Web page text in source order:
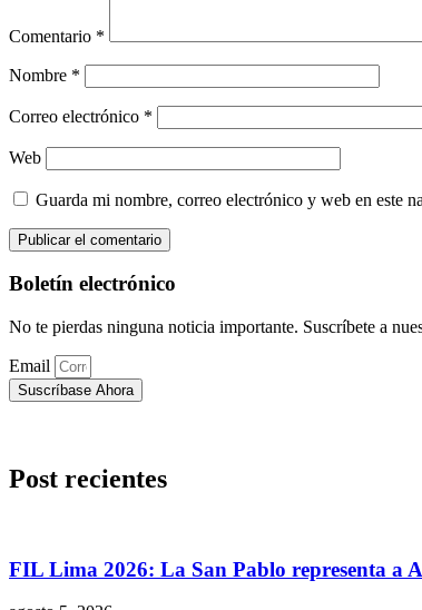
Comentario *
Nombre *
Correo electrónico *
Web
Guarda mi nombre, correo electrónico y web en este
Boletín electrónico
No te pierdas ninguna noticia importante. Suscríbete a
Email
Suscríbase Ahora
Post recientes
FIL Lima 2026: La San Pablo representa a